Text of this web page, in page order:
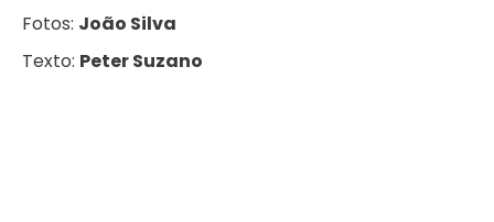
Fotos: João Silva
Texto: Peter Suzano